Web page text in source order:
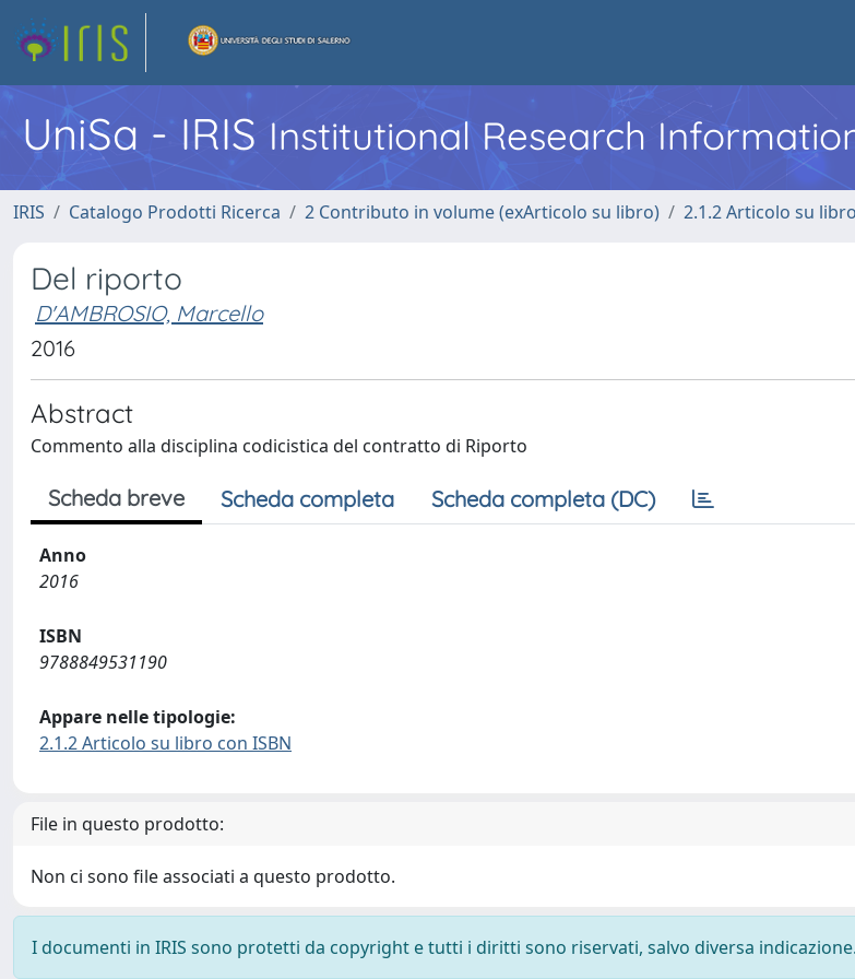
UniSa - IRIS Institutional Research
IRIS Catalogo Prodotti Ricerca 2 Contributo in volume (exArticolo su libro) 2.1.2 Articolo su
Del riporto
D'AMBROSIO, Marcello
2016
Abstract
Commento alla disciplina codicistica del contratto di Riporto
Scheda breve Scheda completa Scheda completa (DC)
Anno
2016
ISBN
9788849531190
Appare nelle tipologie:
2.1.2 Articolo su libro con ISBN
File in questo prodotto:
Non ci sono file associati a questo prodotto.
I documenti in IRIS sono protetti da copyright e tutti i diritti sono riservati, salvo diversa indicazione.